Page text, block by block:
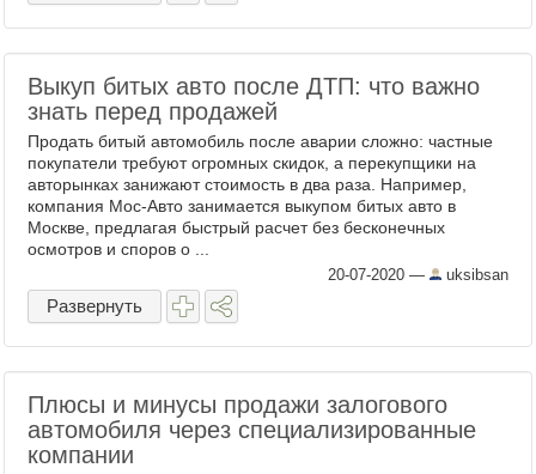
Выкуп битых авто после ДТП: что важно
знать перед продажей
Продать битый автомобиль после аварии сложно: частные
покупатели требуют огромных скидок, а перекупщики на
авторынках занижают стоимость в два раза. Например,
компания Мос-Авто занимается выкупом битых авто в
Москве, предлагая быстрый расчет без бесконечных
осмотров и споров о ...
20-07-2020 — uksibsan
Развернуть
Плюсы и минусы продажи залогового
автомобиля через специализированные
компании